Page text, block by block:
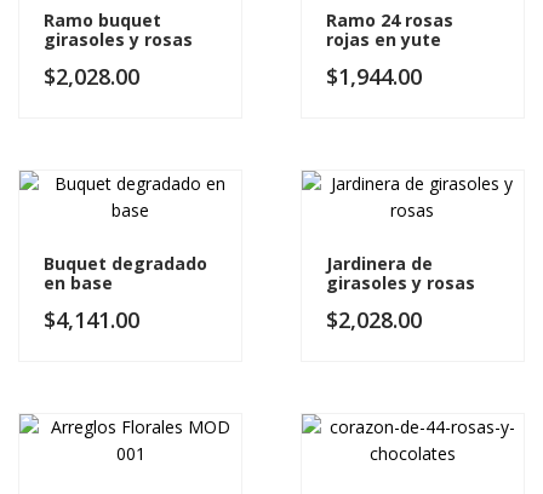
Ramo buquet
girasoles y rosas
$2,028.00
Ramo 24 rosas
rojas en yute
$1,944.00
Buquet degradado
en base
$4,141.00
Jardinera de
girasoles y rosas
$2,028.00